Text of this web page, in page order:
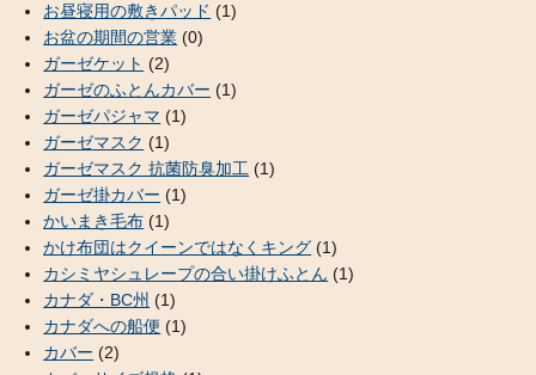
お昼寝用の敷きパッド (1)
お盆の期間の営業 (0)
ガーゼケット (2)
ガーゼのふとんカバー (1)
ガーゼパジャマ (1)
ガーゼマスク (1)
ガーゼマスク 抗菌防臭加工 (1)
ガーゼ掛カバー (1)
かいまき毛布 (1)
かけ布団はクイーンではなくキング (1)
カシミヤシュレープの合い掛けふとん (1)
カナダ・BC州 (1)
カナダへの船便 (1)
カバー (2)